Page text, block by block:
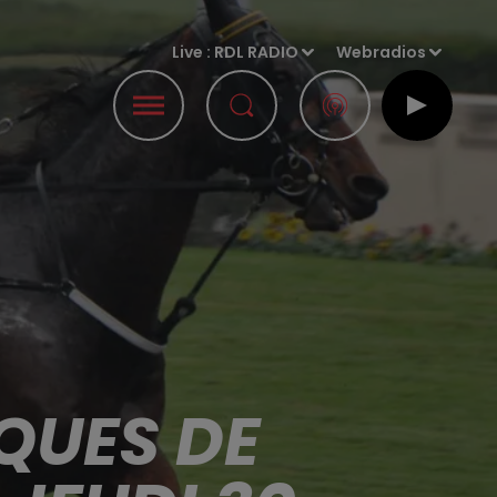
Live : RDL RADIO Webradios
DE